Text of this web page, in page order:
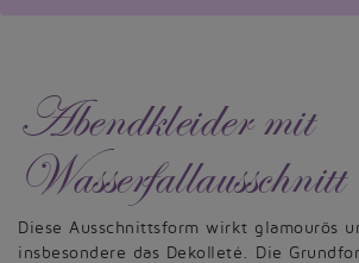
Abendkleider mit
Wasserfallausschnitt
Diese Ausschnittsform wirkt glamourös
insbesondere das Dekolleté. Die